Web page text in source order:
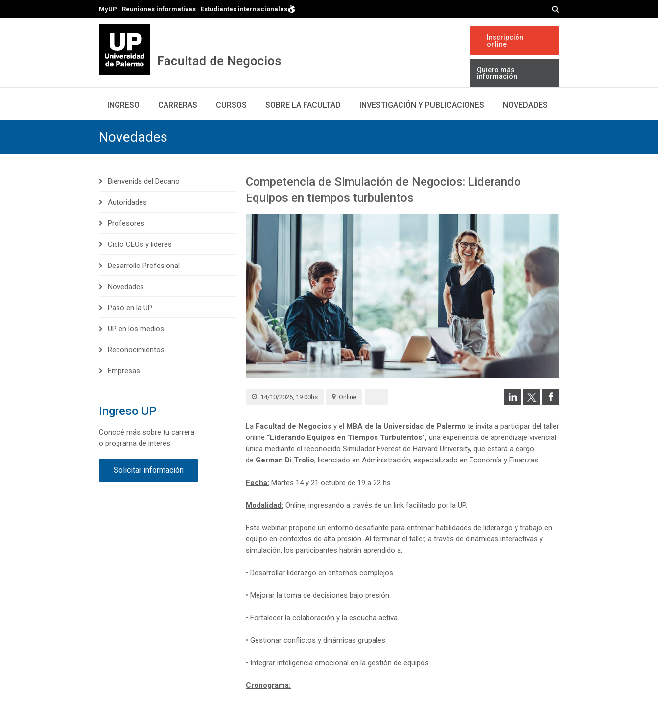
MyUP Reuniones informativas Estudiantes internacionales
Inscripción
online
Quiero más
información
INGRESO CARRERAS CURSOS SOBRE LA FACULTAD INVESTIGACIÓN Y PUBLICACIONES NOVEDADES
Novedades
Competencia de Simulación de Negocios: Liderando
Equipos en tiempos turbulentos
14/10/2025, 19:00hs Online
La Facultad de Negocios y el MBA de la Universidad de Palermo te invita a participar del taller
online “Liderando Equipos en Tiempos Turbulentos”, una experiencia de aprendizaje vivencial
única mediante el reconocido Simulador Everest de Harvard University, que estará a cargo
de German Di Trolio, licenciado en Administración, especializado en Economía y Finanzas.
Fecha: Martes 14 y 21 octubre de 19 a 22 hs.
Modalidad: Online, ingresando a través de un link facilitado por la UP.
Este webinar propone un entorno desafiante para entrenar habilidades de liderazgo y trabajo en
equipo en contextos de alta presión. Al terminar el taller, a través de dinámicas interactivas y
simulación, los participantes habrán aprendido a:
• Desarrollar liderazgo en entornos complejos.
• Mejorar la toma de decisiones bajo presión.
• Fortalecer la colaboración y la escucha activa.
• Gestionar conflictos y dinámicas grupales.
• Integrar inteligencia emocional en la gestión de equipos.
Cronograma:
Bienvenida del Decano
Autoridades
Profesores
Ciclo CEOs y líderes
Desarrollo Profesional
Novedades
Pasó en la UP
UP en los medios
Reconocimientos
Empresas
Ingreso UP
Conocé más sobre tu carrera
o programa de interés.
Solicitar información